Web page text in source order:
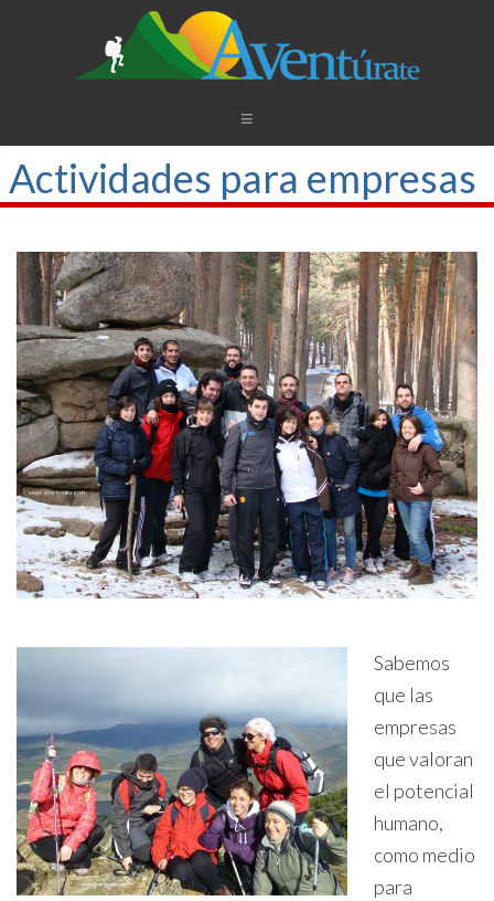
Actividades para empresas
Sabemos
que las
empresas
que valoran
el potencial
humano,
como medio
para